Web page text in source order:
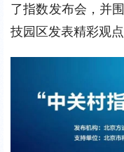
了指数发布会，并
技园区发表精彩观点